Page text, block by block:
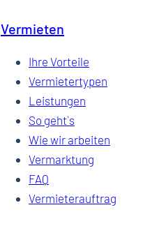
Vermieten
Ihre Vorteile
Vermietertypen
Leistungen
So geht`s
Wie wir arbeiten
Vermarktung
FAQ
Vermieterauftrag